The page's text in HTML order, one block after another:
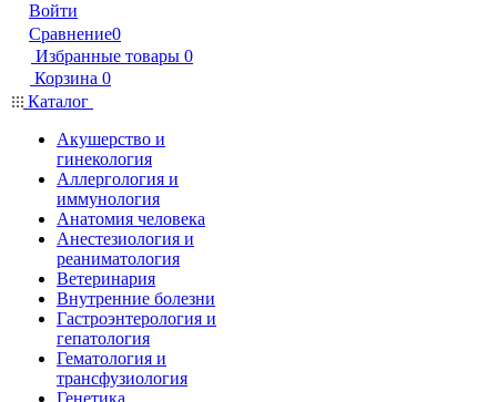
Войти
Сравнение0
Избранные товары 0
Корзина 0
Каталог
Акушерство и
гинекология
Аллергология и
иммунология
Анатомия человека
Анестезиология и
реаниматология
Ветеринария
Внутренние болезни
Гастроэнтерология и
гепатология
Гематология и
трансфузиология
Генетика